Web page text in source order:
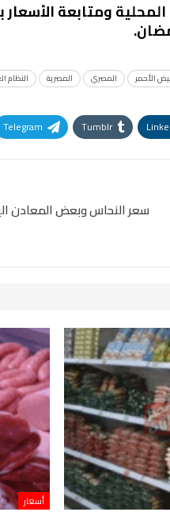
ومتابعة
الأحمر المصري المصرية النظام
Tumblr
Telegram
أسعار